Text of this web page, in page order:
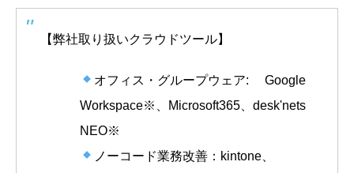
【弊社取り扱いクラウドツール】
オフィス・グループウェア: Google
Workspace※、Microsoft365、desk'nets
NEO※
ノーコード業務改善：kintone、